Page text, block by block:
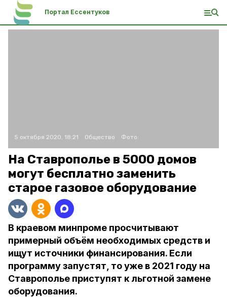
Портал Ессентуков
5 октября 2020, 18:21 Общество Фото:
На Ставрополье в 5000 домов
могут бесплатно заменить
старое газовое оборудование
В краевом минпроме просчитывают
примерный объём необходимых средств и
ищут источники финансирования. Если
программу запустят, то уже в 2021 году на
Ставрополье приступят к льготной замене
оборудования.